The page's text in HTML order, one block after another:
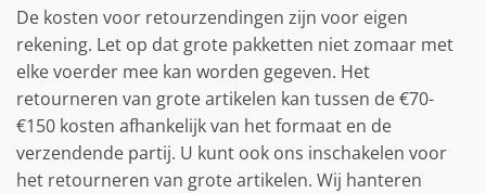
De kosten voor retourzendingen zijn voor eigen
rekening. Let op dat grote pakketten niet zomaar met
elke voerder mee kan worden gegeven. Het
retourneren van grote artikelen kan tussen de €70-
€150 kosten afhankelijk van het formaat en de
verzendende partij. U kunt ook ons inschakelen voor
het retourneren van grote artikelen. Wij hanteren